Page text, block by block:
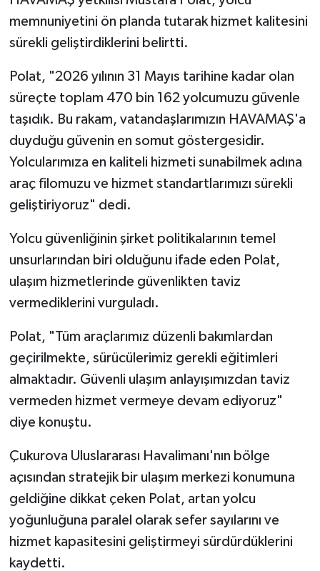
memnuniyetini ön planda tutarak hizmet kalitesini
sürekli geliştirdiklerini belirtti.
Polat, "2026 yılının 31 Mayıs tarihine kadar olan
süreçte toplam 470 bin 162 yolcumuzu güvenle
taşıdık. Bu rakam, vatandaşlarımızın HAVAMAŞ'a
duyduğu güvenin en somut göstergesidir.
Yolcularımıza en kaliteli hizmeti sunabilmek adına
araç filomuzu ve hizmet standartlarımızı sürekli
geliştiriyoruz" dedi.
Yolcu güvenliğinin şirket politikalarının temel
unsurlarından biri olduğunu ifade eden Polat,
ulaşım hizmetlerinde güvenlikten taviz
vermediklerini vurguladı.
Polat, "Tüm araçlarımız düzenli bakımlardan
geçirilmekte, sürücülerimiz gerekli eğitimleri
almaktadır. Güvenli ulaşım anlayışımızdan taviz
vermeden hizmet vermeye devam ediyoruz"
diye konuştu.
Çukurova Uluslararası Havalimanı'nın bölge
açısından stratejik bir ulaşım merkezi konumuna
geldiğine dikkat çeken Polat, artan yolcu
yoğunluğuna paralel olarak sefer sayılarını ve
hizmet kapasitesini geliştirmeyi sürdürdüklerini
kaydetti.